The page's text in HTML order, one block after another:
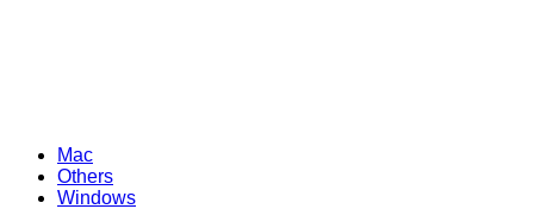
Mac
Others
Windows